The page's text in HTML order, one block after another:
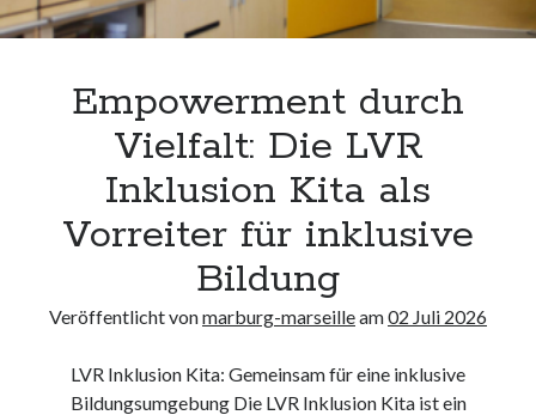
Empowerment durch
Vielfalt: Die LVR
Inklusion Kita als
Vorreiter für inklusive
Bildung
Veröffentlicht vonmarburg-marseilleam02 Juli 2026
LVR Inklusion Kita: Gemeinsam für eine inklusive
Bildungsumgebung Die LVR Inklusion Kita ist ein